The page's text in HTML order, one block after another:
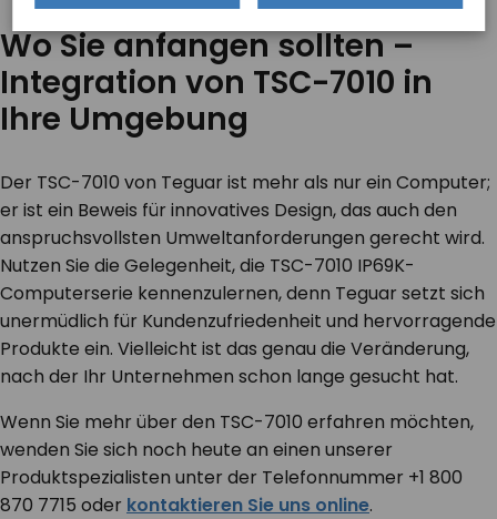
Wo Sie anfangen sollten –
Integration von TSC-7010 in
Ihre Umgebung
Der TSC-7010 von Teguar ist mehr als nur ein Computer;
er ist ein Beweis für innovatives Design, das auch den
anspruchsvollsten Umweltanforderungen gerecht wird.
Nutzen Sie die Gelegenheit, die TSC-7010 IP69K-
Computerserie kennenzulernen, denn Teguar setzt sich
unermüdlich für Kundenzufriedenheit und hervorragende
Produkte ein. Vielleicht ist das genau die Veränderung,
nach der Ihr Unternehmen schon lange gesucht hat.
Wenn Sie mehr über den TSC-7010 erfahren möchten,
wenden Sie sich noch heute an einen unserer
Produktspezialisten unter der Telefonnummer +1 800
870 7715 oder kontaktieren Sie uns online.